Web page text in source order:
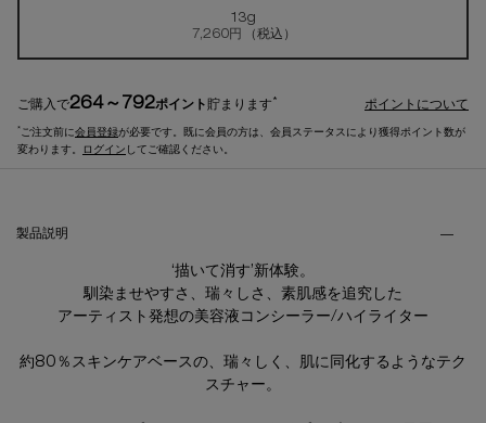
選択済み
13g
7,260円
（税込）
, 1/1
ご購入で264～792ポイント貯まります * ポイントについて
*ご注文前に会員登録が必要です。既に会員の方は、会員ステータスにより獲得ポイント数が
変わります。
ログイン してご確認ください。
製品説明
‘描いて消す’新体験。
馴染ませやすさ、瑞々しさ、素肌感を追究した
アーティスト発想の美容液コンシーラー/ハイライター
約80％スキンケアベースの、瑞々しく、肌に同化するようなテク
スチャー。